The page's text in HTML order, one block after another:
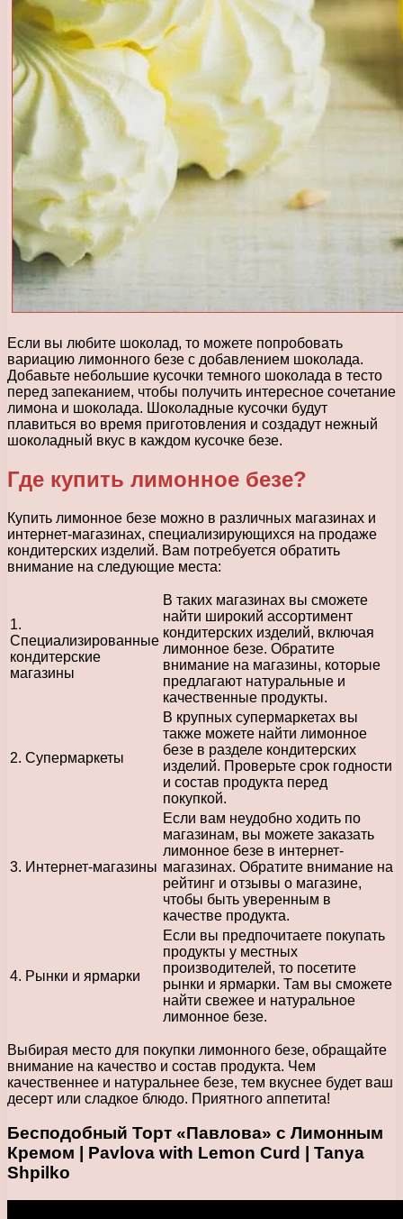
Если вы любите шоколад, то можете попробовать
вариацию лимонного безе с добавлением шоколада.
Добавьте небольшие кусочки темного шоколада в тесто
перед запеканием, чтобы получить интересное сочетание
лимона и шоколада. Шоколадные кусочки будут
плавиться во время приготовления и создадут нежный
шоколадный вкус в каждом кусочке безе.
Где купить лимонное безе?
Купить лимонное безе можно в различных магазинах и
интернет-магазинах, специализирующихся на продаже
кондитерских изделий. Вам потребуется обратить
внимание на следующие места:
1.
Специализированные
кондитерские
магазины
В таких магазинах вы сможете
найти широкий ассортимент
кондитерских изделий, включая
лимонное безе. Обратите
внимание на магазины, которые
предлагают натуральные и
качественные продукты.
2. Супермаркеты
В крупных супермаркетах вы
также можете найти лимонное
безе в разделе кондитерских
изделий. Проверьте срок годности
и состав продукта перед
покупкой.
3. Интернет-магазины
Если вам неудобно ходить по
магазинам, вы можете заказать
лимонное безе в интернет-
магазинах. Обратите внимание на
рейтинг и отзывы о магазине,
чтобы быть уверенным в
качестве продукта.
4. Рынки и ярмарки
Если вы предпочитаете покупать
продукты у местных
производителей, то посетите
рынки и ярмарки. Там вы сможете
найти свежее и натуральное
лимонное безе.
Выбирая место для покупки лимонного безе, обращайте
внимание на качество и состав продукта. Чем
качественнее и натуральнее безе, тем вкуснее будет ваш
десерт или сладкое блюдо. Приятного аппетита!
Бесподобный Торт «Павлова» с Лимонным
Кремом | Pavlova with Lemon Curd | Tanya
Shpilko